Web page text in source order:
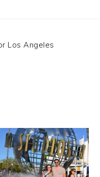
Los Angeles